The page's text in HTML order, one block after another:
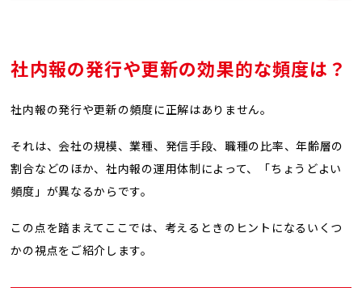
社内報の発行や更新の効果的な頻度は？
社内報の発行や更新の頻度に正解はありません。
それは、会社の規模、業種、発信手段、職種の比率、年齢層の
割合などのほか、社内報の運用体制によって、「ちょうどよい
頻度」が異なるからです。
この点を踏まえてここでは、考えるときのヒントになるいくつ
かの視点をご紹介します。